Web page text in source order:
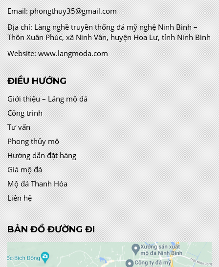
Email: phongthuy35@gmail.com
Địa chỉ:Làng nghề truyền thống đá mỹ nghệ Ninh Bình –
Thôn Xuân Phúc, xã Ninh Vân, huyện Hoa Lư, tỉnh Ninh Bình
Website: www.langmoda.com
ĐIỀU HƯỚNG
Giới thiệu – Lăng mộ đá
Công trình
Tư vấn
Phong thủy mộ
Hướng dẫn đặt hàng
Giá mộ đá
Mộ đá Thanh Hóa
Liên hệ
BẢN ĐỒ ĐƯỜNG ĐI